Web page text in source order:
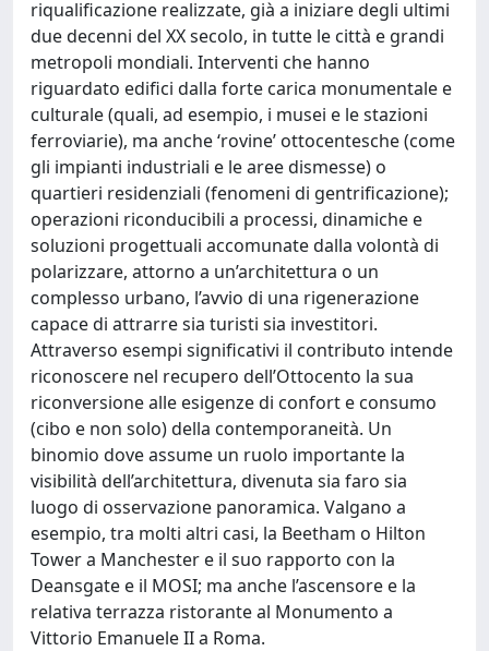
riqualificazione realizzate, già a iniziare degli ultimi
due decenni del XX secolo, in tutte le città e grandi
metropoli mondiali. Interventi che hanno
riguardato edifici dalla forte carica monumentale e
culturale (quali, ad esempio, i musei e le stazioni
ferroviarie), ma anche ‘rovine’ ottocentesche (come
gli impianti industriali e le aree dismesse) o
quartieri residenziali (fenomeni di gentrificazione);
operazioni riconducibili a processi, dinamiche e
soluzioni progettuali accomunate dalla volontà di
polarizzare, attorno a un’architettura o un
complesso urbano, l’avvio di una rigenerazione
capace di attrarre sia turisti sia investitori.
Attraverso esempi significativi il contributo intende
riconoscere nel recupero dell’Ottocento la sua
riconversione alle esigenze di confort e consumo
(cibo e non solo) della contemporaneità. Un
binomio dove assume un ruolo importante la
visibilità dell’architettura, divenuta sia faro sia
luogo di osservazione panoramica. Valgano a
esempio, tra molti altri casi, la Beetham o Hilton
Tower a Manchester e il suo rapporto con la
Deansgate e il MOSI; ma anche l’ascensore e la
relativa terrazza ristorante al Monumento a
Vittorio Emanuele II a Roma.